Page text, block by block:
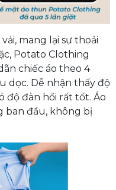
mang lại sự thoải
Potato Clothing
chiếc áo theo 4
dọc. Dễ nhận thấy độ
độ đàn hồi rất tốt. Áo
ban đầu, không bị